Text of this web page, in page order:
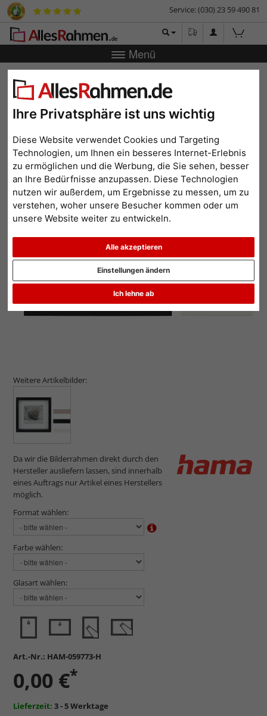
Ihre Privatsphäre ist uns wichtig
Diese Website verwendet Cookies und Targeting
Technologien, um Ihnen ein besseres Internet-Erlebnis
zu ermöglichen und die Werbung, die Sie sehen, besser
an Ihre Bedürfnisse anzupassen. Diese Technologien
nutzen wir außerdem, um Ergebnisse zu messen, um zu
verstehen, woher unsere Besucher kommen oder um
unsere Website weiter zu entwickeln.
Alle akzeptieren
Ich lehne ab
Einstellungen ändern
Service: (030) 23 59 490 81
Menü
Scala (MDF)
Objektrahmen Scala (MDF)
Weitere Artikelbilder:
Da wir die Bilderrahmen direkt durch den
Hersteller ausliefern lassen, sind innerhalb
eines Auftrags nur Artikel eines Herstellers
möglich.
Format wählen:
Farbe wählen:
Glasart wählen:
Art.-Nr.: HAM-059773-H
0,00 €*
Lieferzeit: 3 - 5 Werktage